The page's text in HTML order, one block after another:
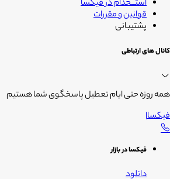
استــخدام در فیکسا
قوانین و مقررات
پشتیبانی
کانال های ارتباطی
همه روزه حتی ایام تعطیل پاسخگوی شما هستیم
فیکسا|
فیکسا در بازار
دانلود